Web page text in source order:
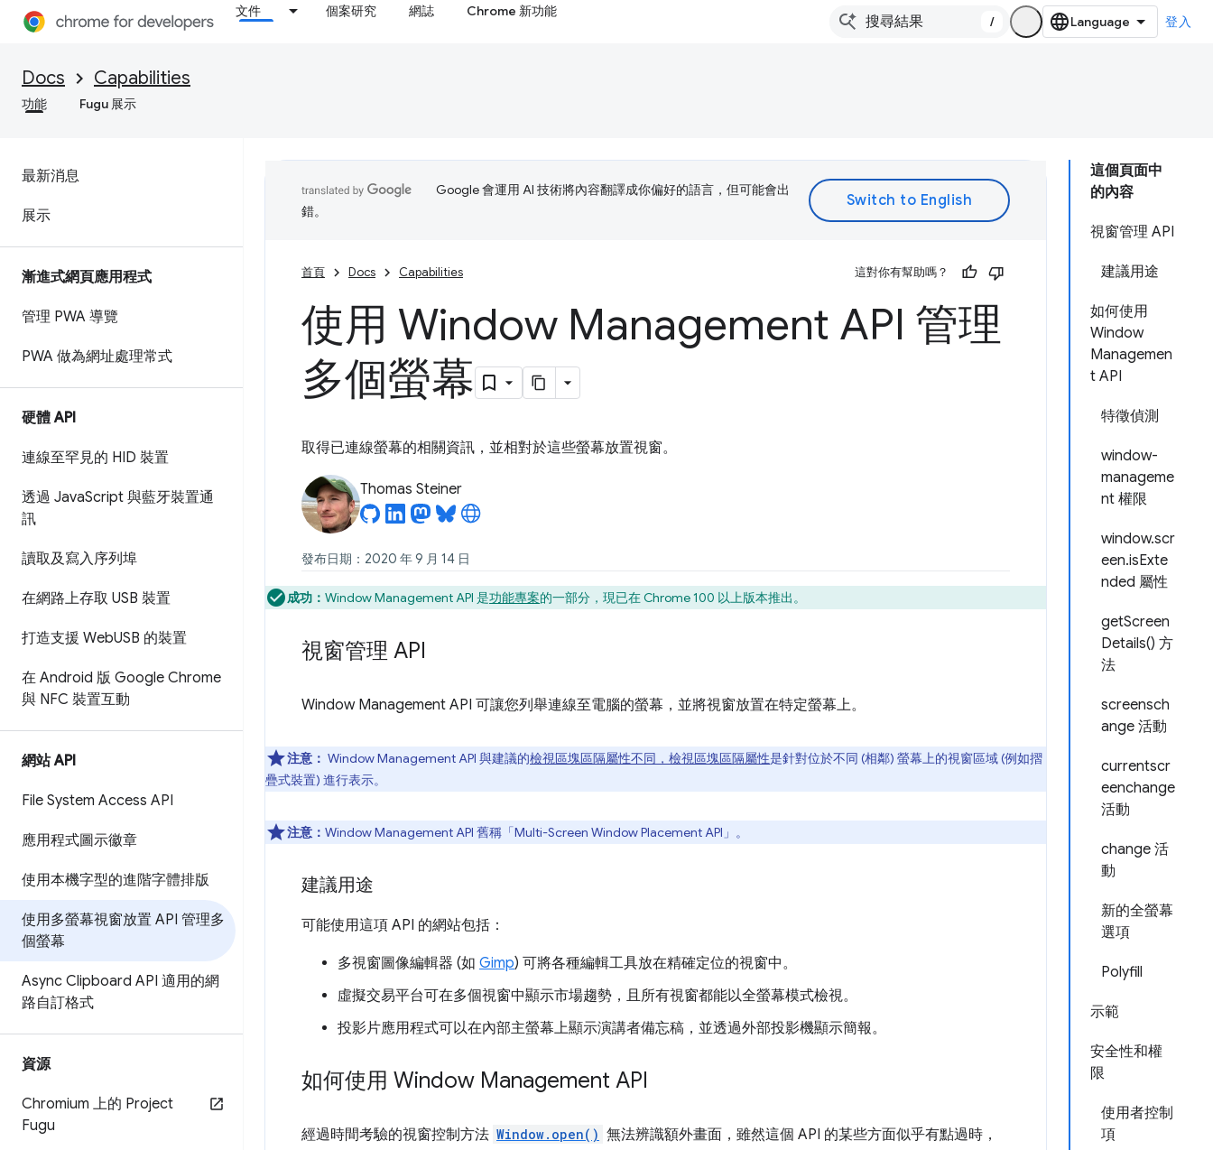
文件 個案研究 網誌 Chrome 新功能
/ 登入
Docs Capabilities
功能 Fugu 展示
最新消息
展示
漸進式網頁應用程式
管理 PWA 導覽
PWA 做為網址處理常式
硬體 API
連線至罕見的 HID 裝置
透過 JavaScript 與藍牙裝置通
訊
讀取及寫入序列埠
在網路上存取 USB 裝置
打造支援 WebUSB 的裝置
在 Android 版 Google Chrome
與 NFC 裝置互動
網站 API
File System Access API
應用程式圖示徽章
使用本機字型的進階字體排版
使用多螢幕視窗放置 API 管理多
個螢幕
Async Clipboard API 適用的網
路自訂格式
資源
Chromium 上的 Project
Fugu
這個頁面中
的內容
視窗管理 API
建議用途
如何使用
Window
Managemen
t API
特徵偵測
window-
manageme
nt 權限
window.scr
een.isExte
nded 屬性
getScreen
Details() 方
法
screensch
ange 活動
currentscr
eenchange
活動
change 活
動
新的全螢幕
選項
Polyfill
示範
安全性和權
限
使用者控制
項
Google 會運用 AI 技術將內容翻譯成你偏好的語言，但可能會出
錯。
首頁 Docs Capabilities 這對你有幫助嗎？
使用 Window Management API 管理
多個螢幕
取得已連線螢幕的相關資訊，並相對於這些螢幕放置視窗。
Thomas Steiner
發布日期：2020 年 9 月 14 日
成功： Window Management API 是功能專案的一部分，現已在 Chrome 100 以上版本推出。
視窗管理 API
Window Management API 可讓您列舉連線至電腦的螢幕，並將視窗放置在特定螢幕上。
注意： Window Management API 與建議的檢視區塊區隔屬性不同，檢視區塊區隔屬性是針對位於不同 (相鄰) 螢幕上的視窗區域 (例如摺
疊式裝置) 進行表示。
注意： Window Management API 舊稱「Multi-Screen Window Placement API」。
建議用途
可能使用這項 API 的網站包括：
多視窗圖像編輯器 (如 Gimp) 可將各種編輯工具放在精確定位的視窗中。
虛擬交易平台可在多個視窗中顯示市場趨勢，且所有視窗都能以全螢幕模式檢視。
投影片應用程式可以在內部主螢幕上顯示演講者備忘稿，並透過外部投影機顯示簡報。
如何使用 Window Management API
經過時間考驗的視窗控制方法 Window.open() 無法辨識額外畫面，雖然這個 API 的某些方面似乎有點過時，